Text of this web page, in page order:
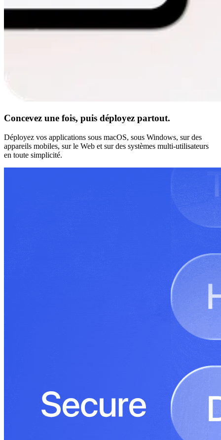
Concevez une fois, puis déployez partout.
Déployez vos applications sous macOS, sous Windows, sur des
appareils mobiles, sur le Web et sur des systèmes multi-utilisateurs
en toute simplicité.